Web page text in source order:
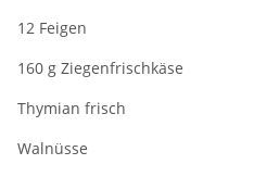
12 Feigen
160 g Ziegenfrischkäse
Thymian frisch
Walnüsse